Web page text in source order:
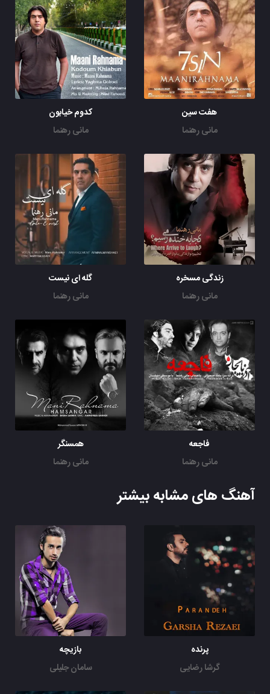
هفت سین
مانی رهنما
کدوم خیابون
مانی رهنما
زندگی مسخره
مانی رهنما
گله ای نیست
مانی رهنما
فاجعه
مانی رهنما
همسنگر
مانی رهنما
آهنگ های مشابه بیشتر
پرنده
گرشا رضایی
بازیچه
سامان جلیلی